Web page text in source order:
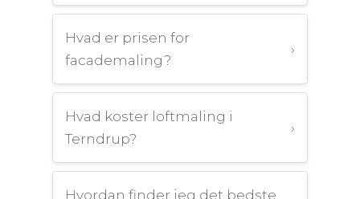
Hvad er prisen for
facademaling?
›
Hvad koster loftmaling i
Terndrup?
›
Hvordan finder jeg det bedste